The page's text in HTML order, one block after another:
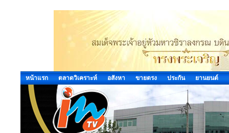
หน้าแรก ตลาดวิเคราะห์ อสังหา ขายตรง ประกัน ยานยนต์